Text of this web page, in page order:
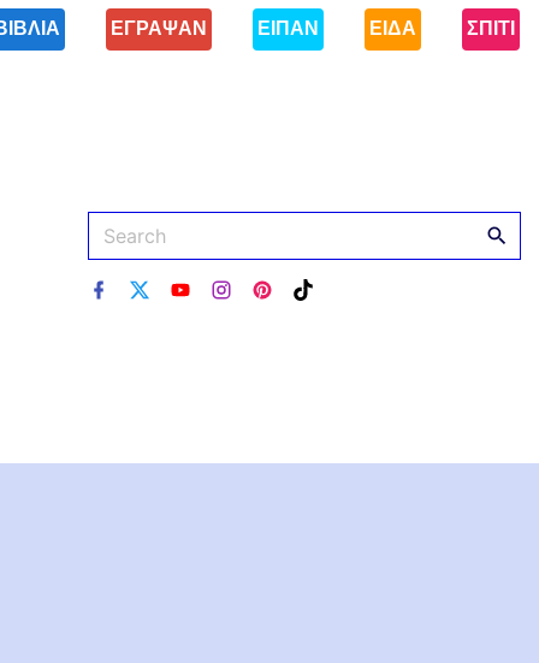
ΕΓΡΑΨΑΝ ΕΙΠΑΝ ΕΙΔΑ ΣΠΙΤΙ